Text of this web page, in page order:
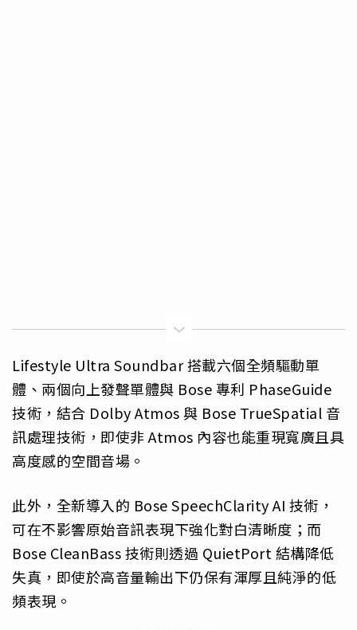
Lifestyle Ultra Soundbar 搭載六個全頻驅動單
體、兩個向上發聲單體與 Bose 專利 PhaseGuide
技術，結合 Dolby Atmos 與 Bose TrueSpatial 音
訊處理技術，即使非 Atmos 內容也能重現寬廣且具
高度感的空間音場。
此外，全新導入的 Bose SpeechClarity AI 技術，
可在不影響原始音訊表現下強化對白清晰度；而
Bose CleanBass 技術則透過 QuietPort 結構降低
失真，即使於高音量輸出下仍保有渾厚且純淨的低
頻表現。